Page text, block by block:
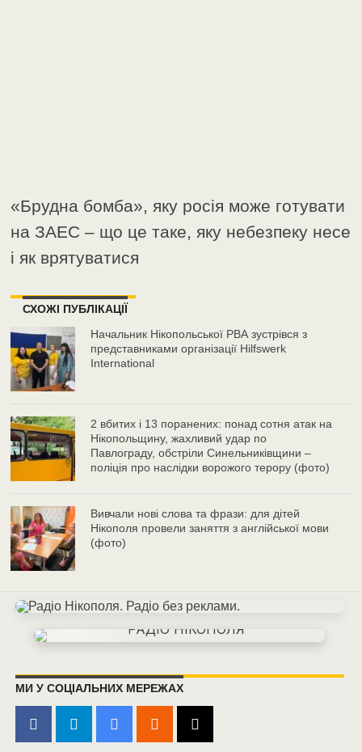
«Брудна бомба», яку росія може готувати
на ЗАЕС – що це таке, яку небезпеку несе
і як врятуватися
СХОЖІ ПУБЛІКАЦІЇ
Начальник Нікопольської РВА зустрівся з
представниками організації Hilfswerk
International
2 вбитих і 13 поранених: понад сотня атак на
Нікопольщину, жахливий удар по
Павлограду, обстріли Синельниківщини –
поліція про наслідки ворожого терору (фото)
Вивчали нові слова та фрази: для дітей
Нікополя провели заняття з англійської мови
(фото)
МИ У СОЦІАЛЬНИХ МЕРЕЖАХ